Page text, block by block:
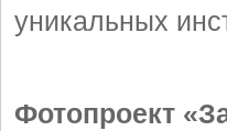
уникальных
Фотопроект